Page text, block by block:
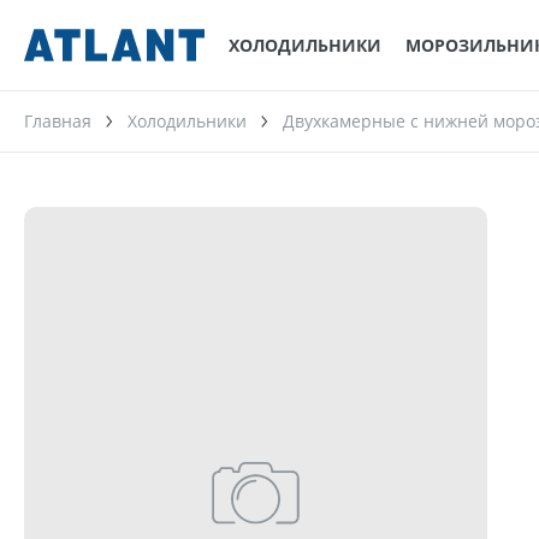
ХОЛОДИЛЬНИКИ
Главная Холодильники Двухкамерные с нижней